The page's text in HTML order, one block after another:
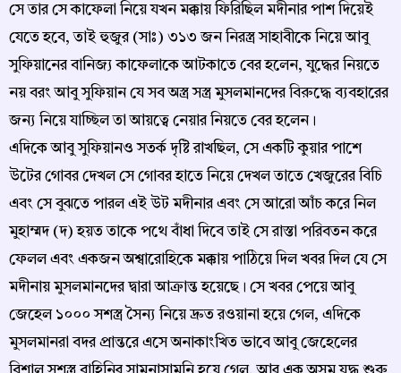
সে তার সে কাফেলা নিয়ে যখন মক্কায় ফিরিছিল মদীনার পাশ দিয়েই
যেতে হবে, তাই হুজুর (সাঃ) ৩১৩ জন নিরস্ত্র সাহাবীকে নিয়ে আবু
সুফিয়ানের বানিজ্য কাফেলাকে আটকাতে বের হলেন, যুদ্ধের নিয়তে
নয় বরং আবু সুফিয়ান যে সব অস্ত্র সস্ত্র মুসলমানদের বিরুদ্ধে ব্যবহারের
জন্য নিয়ে যাচ্ছিল তা আয়ত্বে নেয়ার নিয়তে বের হলেন।
এদিকে আবু সুফিয়ানও সতর্ক দৃষ্টি রাখছিল, সে একটি কুয়ার পাশে
উটের গোবর দেখল সে গোবর হাতে নিয়ে দেখল তাতে খেজুরের বিচি
এবং সে বুঝতে পারল এই উট মদীনার এবং সে আরো আঁচ করে নিল
মুহাম্মদ (দ) হয়ত তাকে পথে বাঁধা দিবে তাই সে রাস্তা পরিবতন করে
ফেলল এবং একজন অশ্বারোহিকে মক্কায় পাঠিয়ে দিল খবর দিল যে সে
মদীনায় মুসলমানদের দ্বারা আক্রান্ত হয়েছে। সে খবর পেয়ে আবু
জেহেল ১০০০ সশস্ত্র সৈন্য নিয়ে দ্রুত রওয়ানা হয়ে গেল, এদিকে
মুসলমানরা বদর প্রান্তরে এসে অনাকাংখিত ভাবে আবু জেহেলের